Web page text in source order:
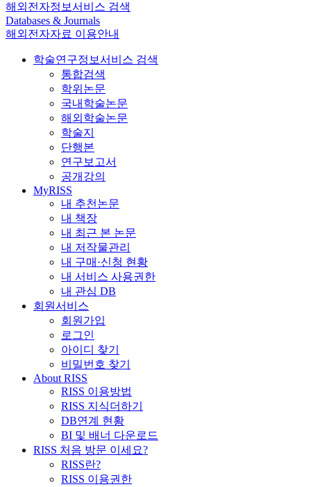
해외전자정보서비스 검색
Databases & Journals
해외전자자료 이용안내
학술연구정보서비스 검색
통합검색
학위논문
국내학술논문
해외학술논문
학술지
단행본
연구보고서
공개강의
MyRISS
내 추천논문
내 책장
내 최근 본 논문
내 저작물관리
내 구매·신청 현황
내 서비스 사용권한
내 관심 DB
회원서비스
회원가입
로그인
아이디 찾기
비밀번호 찾기
About RISS
RISS 이용방법
RISS 지식더하기
DB연계 현황
BI 및 배너 다운로드
RISS 처음 방문 이세요?
RISS란?
RISS 이용권한